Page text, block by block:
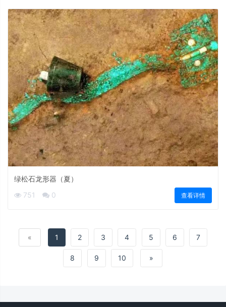
绿松石龙形器（夏）
751
0 查看详情
« 1 2 3 4 5 6 7
8 9 10 »